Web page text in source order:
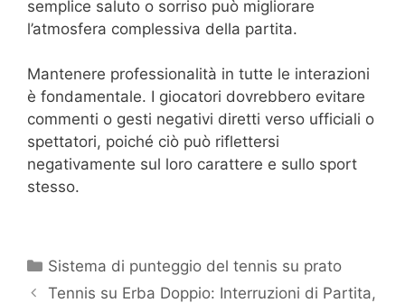
semplice saluto o sorriso può migliorare
l’atmosfera complessiva della partita.
Mantenere professionalità in tutte le interazioni
è fondamentale. I giocatori dovrebbero evitare
commenti o gesti negativi diretti verso ufficiali o
spettatori, poiché ciò può riflettersi
negativamente sul loro carattere e sullo sport
stesso.
Categories
Sistema di punteggio del tennis su prato
Tennis su Erba Doppio: Interruzioni di Partita,